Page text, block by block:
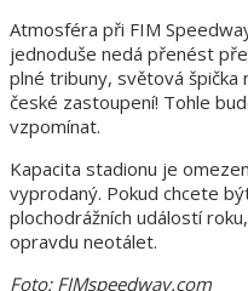
Atmosféra při FIM
jednoduše nedá přenést
plné tribuny, světová
české zastoupení! Tohle
vzpomínat.
Kapacita stadionu je
vyprodaný. Pokud chcete
plochodrážních událostí
opravdu neotálet.
Foto: FIMspeedway.com